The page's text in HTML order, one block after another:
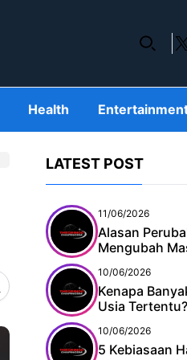
X
Health
LATEST POST
11/06/2026
Alasan
Mengubah
10/06/2026
Kenapa
Usia
10/06/2026
5 Kebiasaan